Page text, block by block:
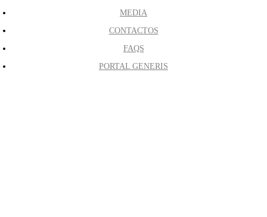
MEDIA
CONTACTOS
FAQS
PORTAL GENERIS